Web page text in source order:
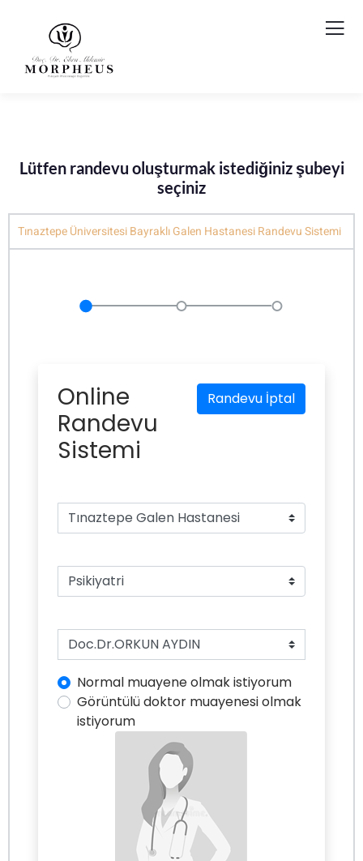
Lütfen randevu oluşturmak istediğiniz şubeyi
seçiniz
Tınaztepe Üniversitesi Bayraklı Galen Hastanesi Randevu Sistemi